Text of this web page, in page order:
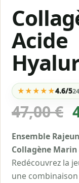
Acide
★★★★★4.6/5
47,00€
Ensemble
Collagène
Redécouvrez la
une